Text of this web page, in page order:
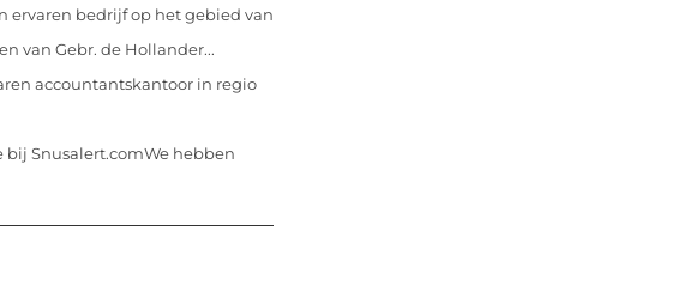
ervaren bedrijf op het gebied van
van Gebr. de Hollander...
accountantskantoor in regio
Snusalert.comWe hebben